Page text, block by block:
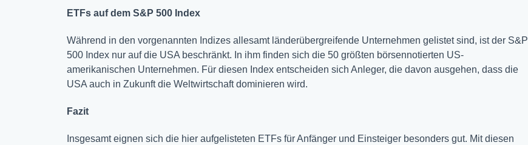
ETFs auf dem S&P 500 Index
Während in den vorgenannten Indizes allesamt länderübergreifende Unternehmen gelistet sind, ist der S&P
500 Index nur auf die USA beschränkt. In ihm finden sich die 50 größten börsennotierten US-
amerikanischen Unternehmen. Für diesen Index entscheiden sich Anleger, die davon ausgehen, dass die
USA auch in Zukunft die Weltwirtschaft dominieren wird.
Fazit
Insgesamt eignen sich die hier aufgelisteten ETFs für Anfänger und Einsteiger besonders gut. Mit diesen